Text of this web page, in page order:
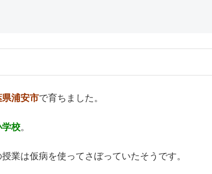
県浦安市で育ちました。
学校。
業は仮病を使ってさぼっていたそうです。